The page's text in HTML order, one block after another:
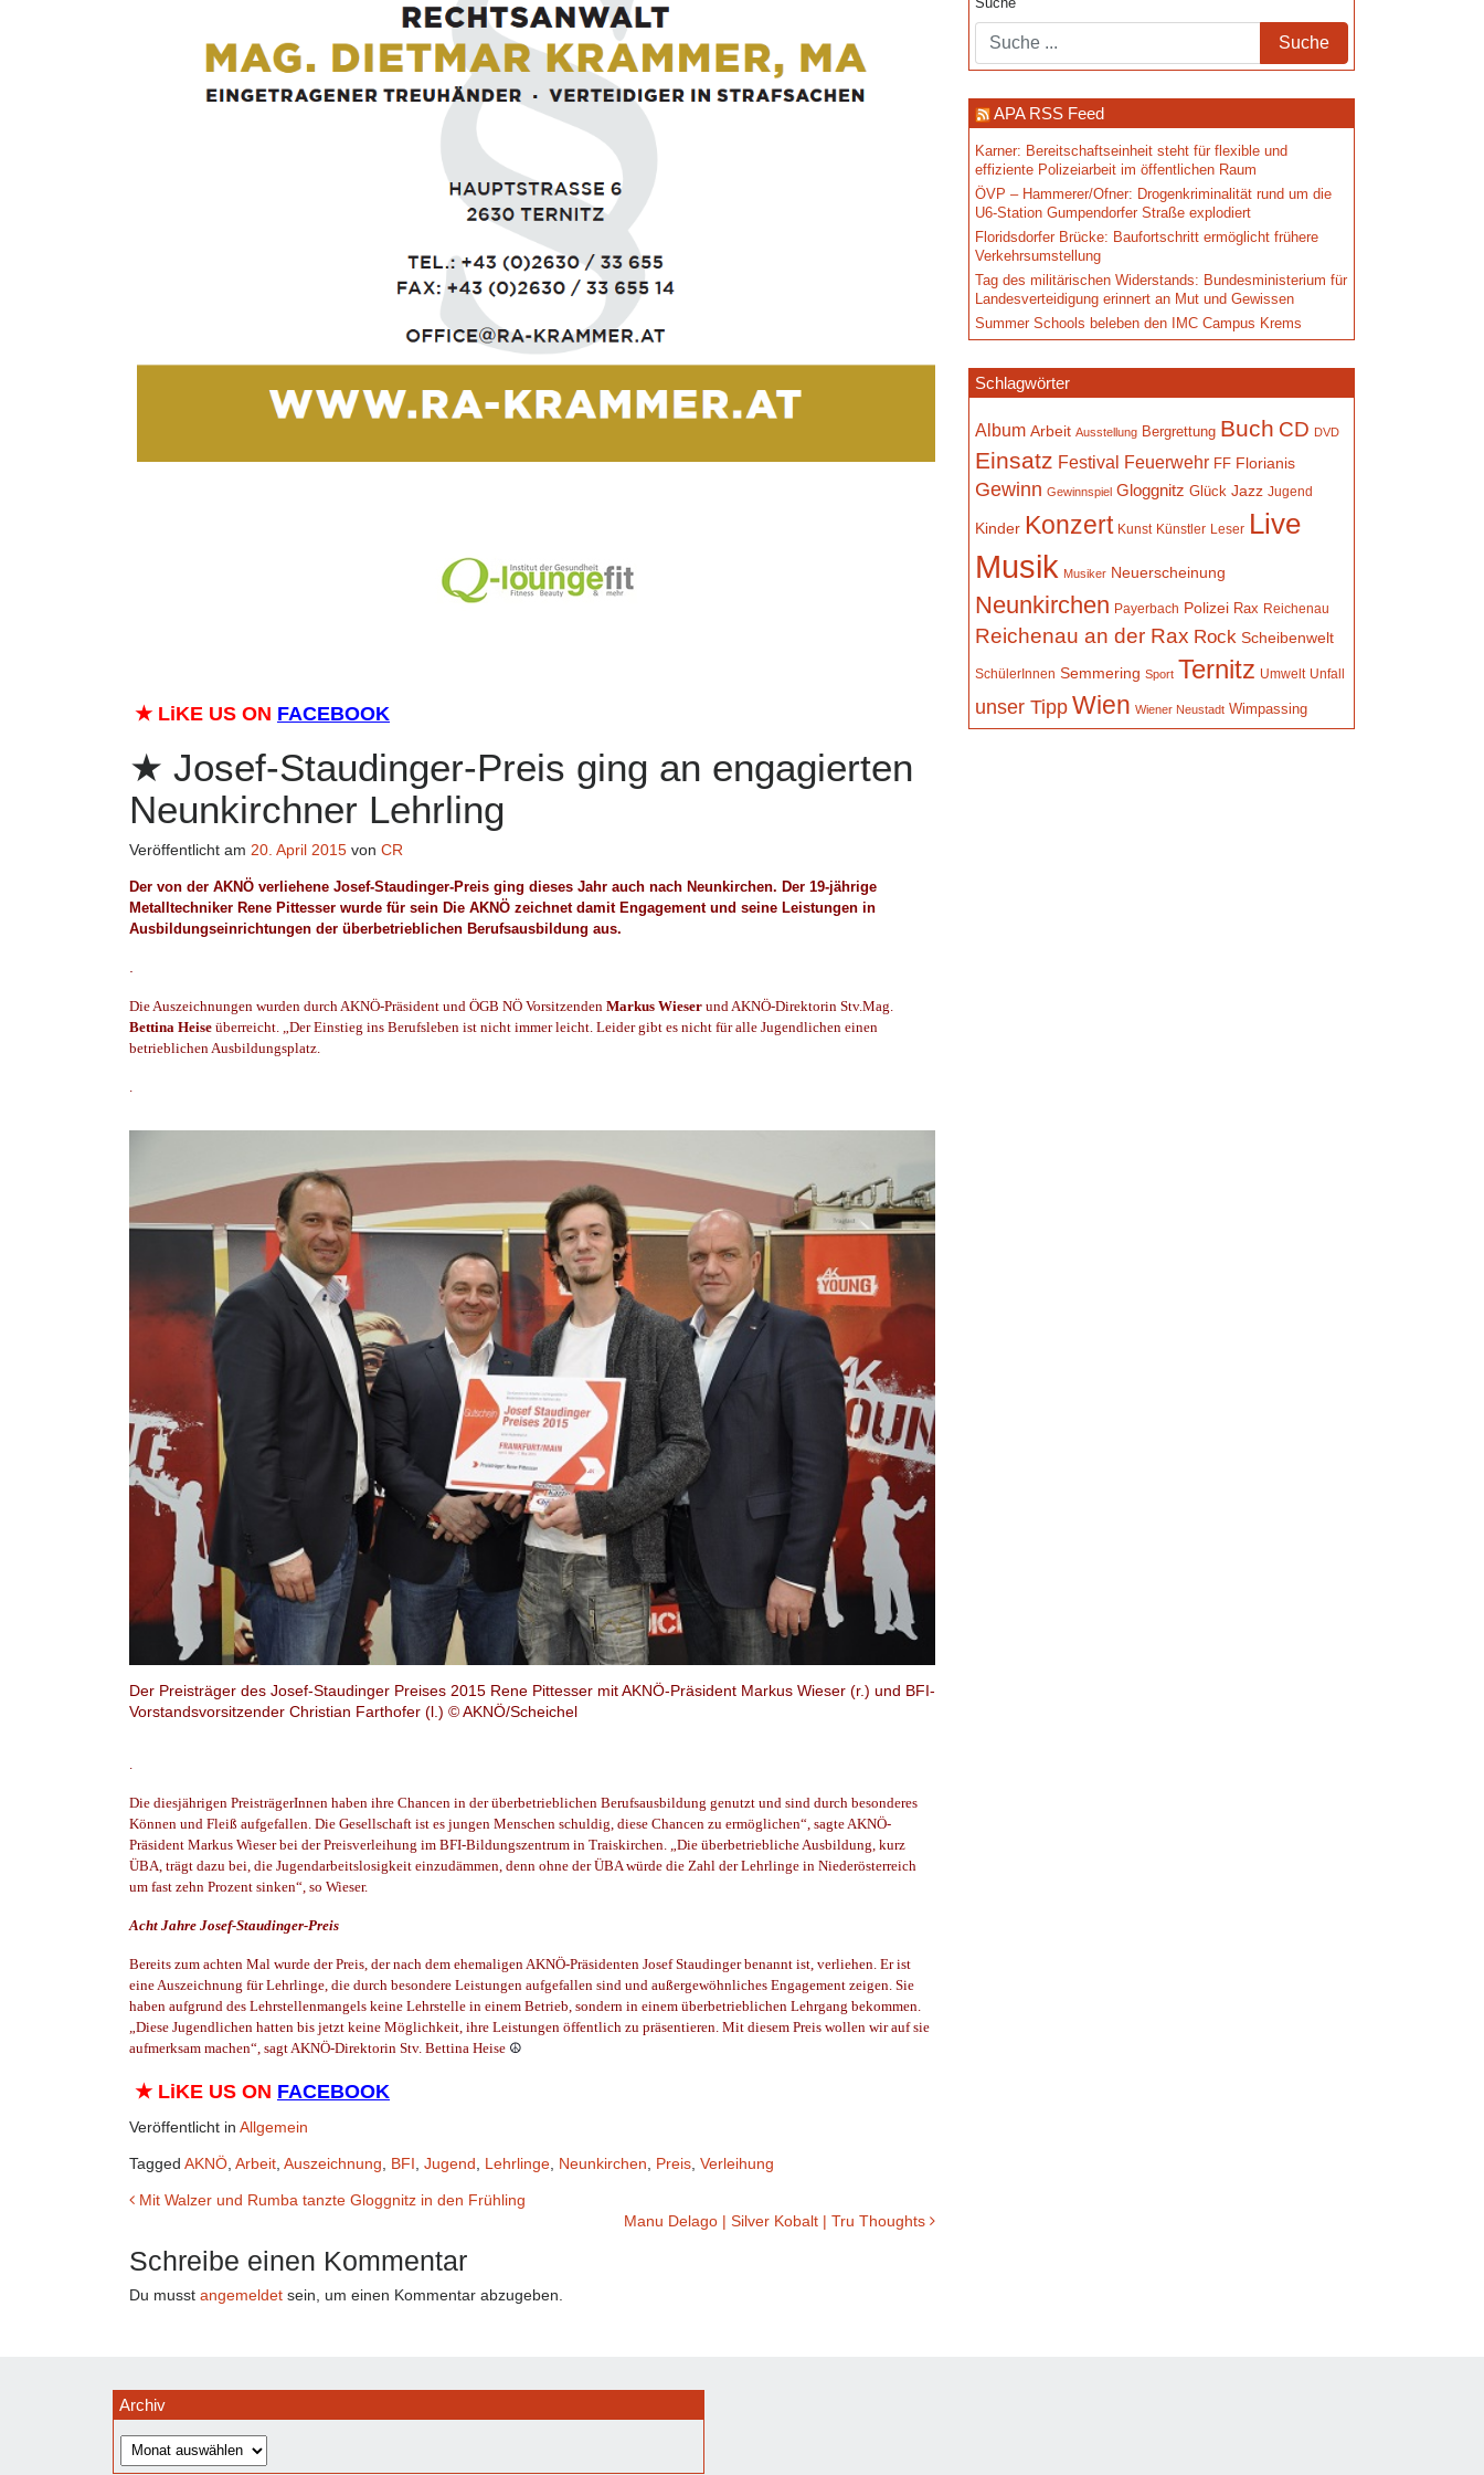
★ LiKE US ON FACEBOOK
Josef-Staudinger-Preis ging an engagierten
Neunkirchner Lehrling
Veröffentlicht am 20. April 2015 von CR
Der von der AKNÖ verliehene Josef-Staudinger-Preis ging dieses Jahr auch nach Neunkirchen. Der 19-jährige
Metalltechniker Rene Pittesser wurde für sein Die AKNÖ zeichnet damit Engagement und seine Leistungen in
Ausbildungseinrichtungen der überbetrieblichen Berufsausbildung aus.
Die Auszeichnungen wurden durch AKNÖ-Präsident und ÖGB NÖ Vorsitzenden Markus Wieser und AKNÖ-Direktorin Stv.Mag.
Bettina Heise überreicht. „Der Einstieg ins Berufsleben ist nicht immer leicht. Leider gibt es nicht für alle Jugendlichen einen
betrieblichen Ausbildungsplatz.
Der Preisträger des Josef-Staudinger Preises 2015 Rene Pittesser mit AKNÖ-Präsident Markus Wieser (r.) und BFI-
Vorstandsvorsitzender Christian Farthofer (l.) © AKNÖ/Scheichel
Die diesjährigen PreisträgerInnen haben ihre Chancen in der überbetrieblichen Berufsausbildung genutzt und sind durch besonderes
Können und Fleiß aufgefallen. Die Gesellschaft ist es jungen Menschen schuldig, diese Chancen zu ermöglichen“, sagte AKNÖ-
Präsident Markus Wieser bei der Preisverleihung im BFI-Bildungszentrum in Traiskirchen. „Die überbetriebliche Ausbildung, kurz
ÜBA, trägt dazu bei, die Jugendarbeitslosigkeit einzudämmen, denn ohne der ÜBA würde die Zahl der Lehrlinge in Niederösterreich
um fast zehn Prozent sinken“, so Wieser.
Acht Jahre Josef-Staudinger-Preis
Bereits zum achten Mal wurde der Preis, der nach dem ehemaligen AKNÖ-Präsidenten Josef Staudinger benannt ist, verliehen. Er ist
eine Auszeichnung für Lehrlinge, die durch besondere Leistungen aufgefallen sind und außergewöhnliches Engagement zeigen. Sie
haben aufgrund des Lehrstellenmangels keine Lehrstelle in einem Betrieb, sondern in einem überbetrieblichen Lehrgang bekommen.
„Diese Jugendlichen hatten bis jetzt keine Möglichkeit, ihre Leistungen öffentlich zu präsentieren. Mit diesem Preis wollen wir auf sie
aufmerksam machen“, sagt AKNÖ-Direktorin Stv. Bettina Heise ☮
★ LiKE US ON FACEBOOK
Veröffentlicht in Allgemein
Tagged AKNÖ Arbeit Auszeichnung BFI Jugend Lehrlinge Neunkirchen Preis Verleihung
Beitrags-
Mit Walzer und Rumba tanzte Gloggnitz in den Frühling
Manu Delago | Silver Kobalt | Tru Thoughts
Schreibe einen Kommentar
Du musst angemeldet sein, um einen Kommentar abzugeben.
Suche
APA RSS Feed
Karner: Bereitschaftseinheit steht für flexible und
effiziente Polizeiarbeit im öffentlichen Raum
ÖVP – Hammerer/Ofner: Drogenkriminalität rund um die
U6-Station Gumpendorfer Straße explodiert
Floridsdorfer Brücke: Baufortschritt ermöglicht frühere
Verkehrsumstellung
Tag des militärischen Widerstands: Bundesministerium für
Landesverteidigung erinnert an Mut und Gewissen
Summer Schools beleben den IMC Campus Krems
Schlagwörter
Album Arbeit Ausstellung Bergrettung Buch CD DVD
Einsatz Festival Feuerwehr FF Florianis
Gewinn Gewinnspiel Gloggnitz Glück Jazz Jugend
Kinder Konzert Kunst Künstler Leser Live
Musik Musiker Neuerscheinung
Neunkirchen Payerbach Polizei Rax Reichenau
Reichenau an der Rax Rock Scheibenwelt
SchülerInnen Semmering Sport Ternitz Umwelt Unfall
unser TippWien Wiener Neustadt Wimpassing
Archiv
Archiv